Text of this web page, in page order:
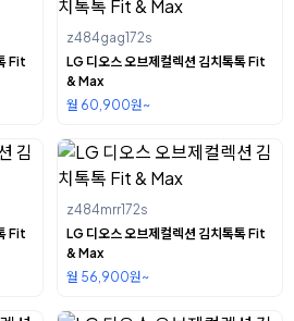
Fit
z484gag172s
LG 디오스 오브제컬렉션 김치톡톡 Fit
& Max
월 60,900원~
Fit
z484mrr172s
LG 디오스 오브제컬렉션 김치톡톡 Fit
& Max
월 56,900원~